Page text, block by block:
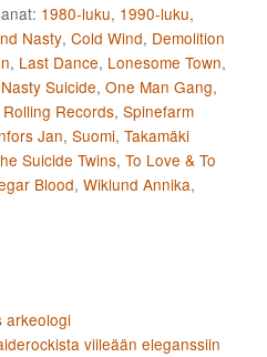
1980-luku, 1990-luku,
Nasty,Cold Wind, Demolition
, Last Dance, Lonesome Town,
Nasty Suicide,One Man Gang,
Rolling Records,Spinefarm
Jan,Suomi,Takamäki
Suicide Twins,To Love & To
Blood,Wiklund Annika,
arkeologi
viileään eleganssiin